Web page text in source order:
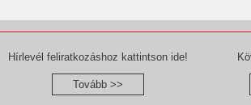
Hírlevél feliratkozáshoz kattintson ide!
Tovább >>